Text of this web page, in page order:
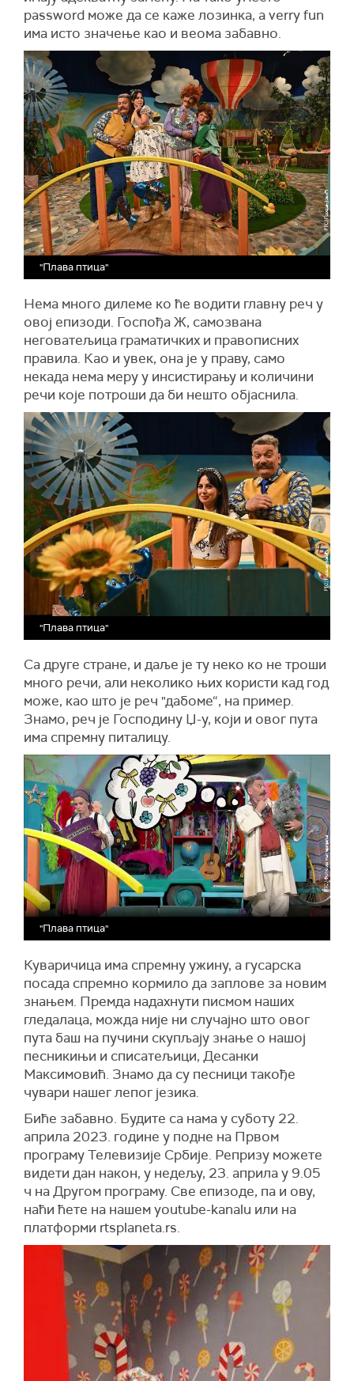
password може да се каже лозинка, а verry fun
има исто значење као и веома забавно.
"Плава птица"
Нема много дилеме ко ће водити главну реч у
овој епизоди. Госпођа Ж, самозвана
неговатељица граматичких и правописних
правила. Као и увек, она је у праву, само
некада нема меру у инсистирању и количини
речи које потроши да би нешто објаснила.
"Плава птица"
Са друге стране, и даље је ту неко ко не троши
много речи, али неколико њих користи кад год
може, као што је реч "дабоме“, на пример.
Знамо, реч је Господину Џ-у, који и овог пута
има спремну питалицу.
"Плава птица"
Куваричица има спремну ужину, а гусарска
посада спремно кормило да заплове за новим
знањем. Премда надахнути писмом наших
гледалаца, можда није ни случајно што овог
пута баш на пучини скупљају знање о нашој
песникињи и списатељици, Десанки
Максимовић. Знамо да су песници такође
чувари нашег лепог језика.
Биће забавно. Будите са нама у суботу 22.
априла 2023. године у подне на Првом
програму Телевизије Србије. Репризу можете
видети дан након, у недељу, 23. априла у 9.05
ч на Другом програму. Све епизоде, па и ову,
наћи ћете на нашем youtube-kanalu или на
платформи rtsplaneta.rs.